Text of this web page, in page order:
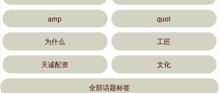
amp quot
为什么 工匠
天诚配资 文化
全部话题标签